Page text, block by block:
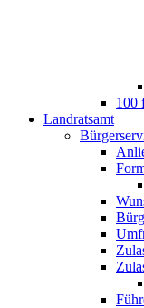
100
Landratsamt